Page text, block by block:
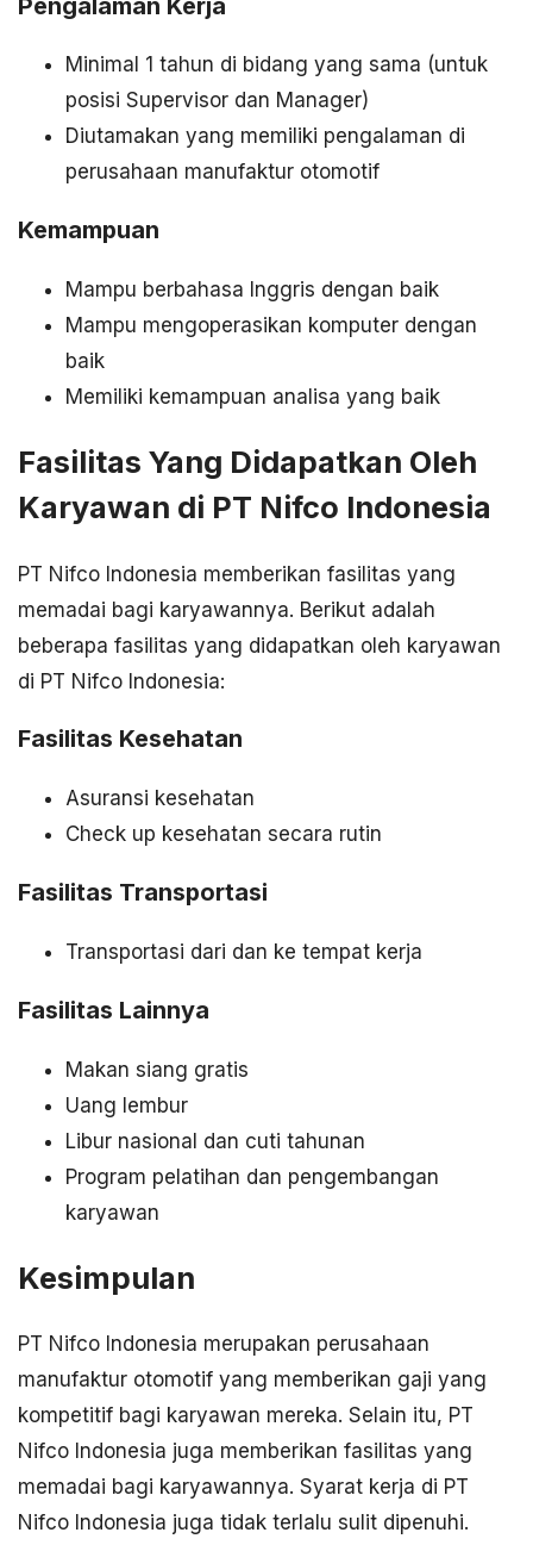
Minimal 1 tahun di bidang yang sama (untuk
posisi Supervisor dan Manager)
Diutamakan yang memiliki pengalaman di
perusahaan manufaktur otomotif
Kemampuan
Mampu berbahasa Inggris dengan baik
Mampu mengoperasikan komputer dengan
baik
Memiliki kemampuan analisa yang baik
Fasilitas Yang Didapatkan Oleh
Karyawan di PT Nifco Indonesia
PT Nifco Indonesia memberikan fasilitas yang
memadai bagi karyawannya. Berikut adalah
beberapa fasilitas yang didapatkan oleh karyawan
di PT Nifco Indonesia:
Fasilitas Kesehatan
Asuransi kesehatan
Check up kesehatan secara rutin
Fasilitas Transportasi
Transportasi dari dan ke tempat kerja
Fasilitas Lainnya
Makan siang gratis
Uang lembur
Libur nasional dan cuti tahunan
Program pelatihan dan pengembangan
karyawan
Kesimpulan
PT Nifco Indonesia merupakan perusahaan
manufaktur otomotif yang memberikan gaji yang
kompetitif bagi karyawan mereka. Selain itu, PT
Nifco Indonesia juga memberikan fasilitas yang
memadai bagi karyawannya. Syarat kerja di PT
Nifco Indonesia juga tidak terlalu sulit dipenuhi.